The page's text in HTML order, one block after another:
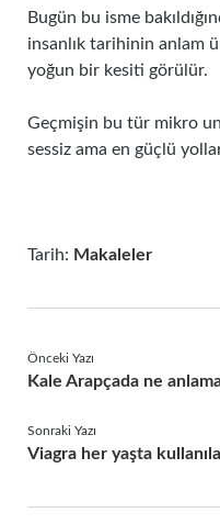
Bugün bu isme
insanlık tarihinin anlam
yoğun bir kesiti görülür.
Geçmişin bu tür mikro
sessiz ama en güçlü
Tarih: Makaleler
Önceki Yazı
Kale Arapçada ne
Sonraki Yazı
Viagra her yaşta